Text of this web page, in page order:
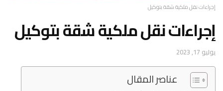
إجراءات نقل ملكية شقة بتوكيل
إجراءات نقل ملكية شقة بتوكيل
يوليو 17, 2023
عناصر المقال